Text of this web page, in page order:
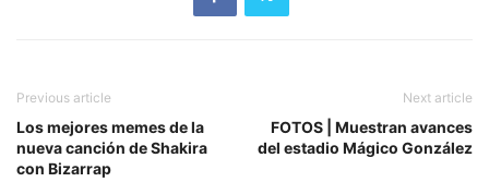
Previous article
Los mejores memes de la
nueva canción de Shakira
con Bizarrap
Next article
FOTOS | Muestran avances
del estadio Mágico González